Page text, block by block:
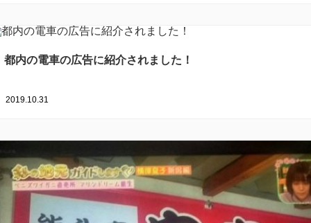
都内の電車の広告に紹介されました！
2019.10.31